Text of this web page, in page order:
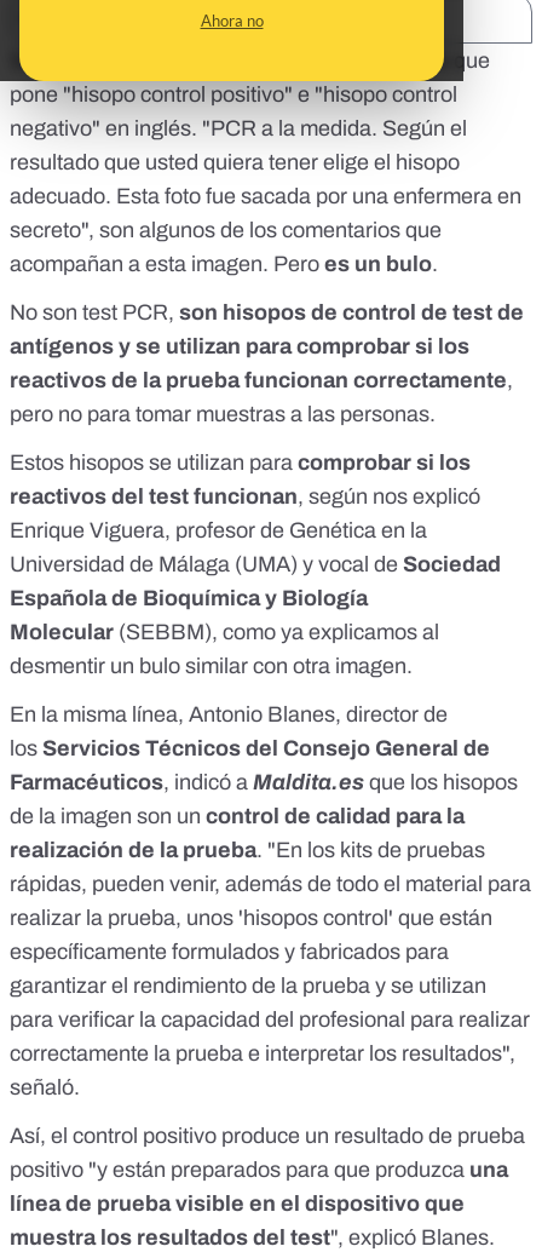
Ahora no
Se mueve una imagen de dos paquetes en los que
pone "hisopo control positivo" e "hisopo control
negativo" en inglés. "PCR a la medida. Según el
resultado que usted quiera tener elige el hisopo
adecuado. Esta foto fue sacada por una enfermera en
secreto", son algunos de los comentarios que
acompañan a esta imagen. Pero es un bulo.
No son test PCR, son hisopos de control de test de
antígenos y se utilizan para comprobar si los
reactivos de la prueba funcionan correctamente,
pero no para tomar muestras a las personas.
Estos hisopos se utilizan para comprobar si los
reactivos del test funcionan, según nos explicó
Enrique Viguera, profesor de Genética en la
Universidad de Málaga (UMA) y vocal de Sociedad
Española de Bioquímica y Biología
Molecular (SEBBM), como ya explicamos al
desmentir un bulo similar con otra imagen.
En la misma línea, Antonio Blanes, director de
los Servicios Técnicos del Consejo General de
Farmacéuticos, indicó a Maldita.es que los hisopos
de la imagen son un control de calidad para la
realización de la prueba. "En los kits de pruebas
rápidas, pueden venir, además de todo el material para
realizar la prueba, unos 'hisopos control' que están
específicamente formulados y fabricados para
garantizar el rendimiento de la prueba y se utilizan
para verificar la capacidad del profesional para realizar
correctamente la prueba e interpretar los resultados",
señaló.
Así, el control positivo produce un resultado de prueba
positivo "y están preparados para que produzca una
línea de prueba visible en el dispositivo que
muestra los resultados del test", explicó Blanes.